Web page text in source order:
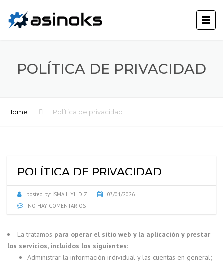
POLÍTICA DE PRIVACIDAD
Home Política de privacidad
POLÍTICA DE PRIVACIDAD
posted by: İSMAIL YILDIZ
07/01/2026
NO HAY COMENTARIOS
La tratamos para operar el sitio web y la aplicación y prestar
los servicios, incluidos los siguientes:
Administrar la información individual y las cuentas en general;